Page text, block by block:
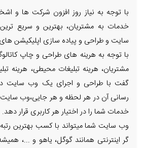
با توجه به نیاز روز افزون شرکت ها و
خدمات به مشتریان، بهترین و سریع
سایت و طراحی و پیاده سازی اپلیکیشن
با توجه به هرینه های طراحی و چاپ
مشتریان، هرینه تبلیغات محیطی، هرینه
گفت با طراحی و اجرای یک وب سایت
رسانی آن در هر لحظه و هر جایی،وب سایت
خدمات شما را در اختیار هر کاربری قرار دهد.
وب سایت شما میتواند با کسب بهترین
گر اینترنتی همانند گوگل، یاهو و ...،